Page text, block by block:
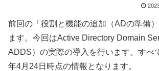
前回の「役割と機能の追加（ADの準備
ます。今回はActive Directory Domain
ADDS）の実際の導入を行います。すべ
年4月24日時点の情報となります。